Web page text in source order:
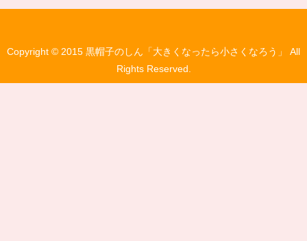
Copyright © 2015 黒帽子のしん「大きくなったら小さくなろう」 All
Rights Reserved.